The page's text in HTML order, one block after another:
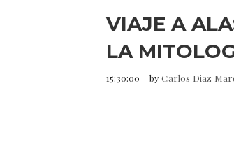
VIAJE A
LA
15:30:00 byCarlos Diaz